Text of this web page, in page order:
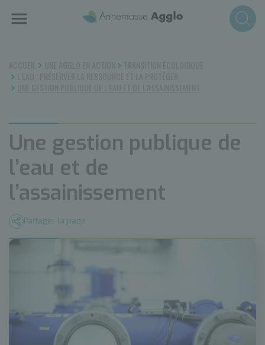
Une gestion publique de
l’eau et de
l’assainissement
Partager la page